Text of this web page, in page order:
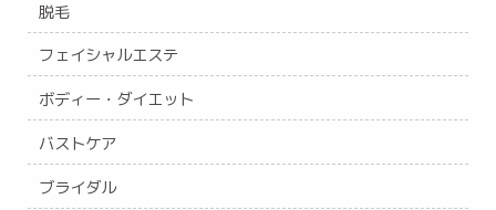
脱毛
フェイシャルエステ
ボディー・ダイエット
バストケア
ブライダル